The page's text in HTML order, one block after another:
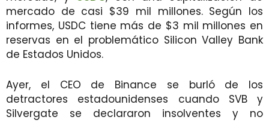
mercado de casi $39 mil millones. Según los
informes, USDC tiene más de $3 mil millones en
reservas en el problemático Silicon Valley Bank
de Estados Unidos.
Ayer, el CEO de Binance se burló de los
detractores estadounidenses cuando SVB y
Silvergate se declararon insolventes y no